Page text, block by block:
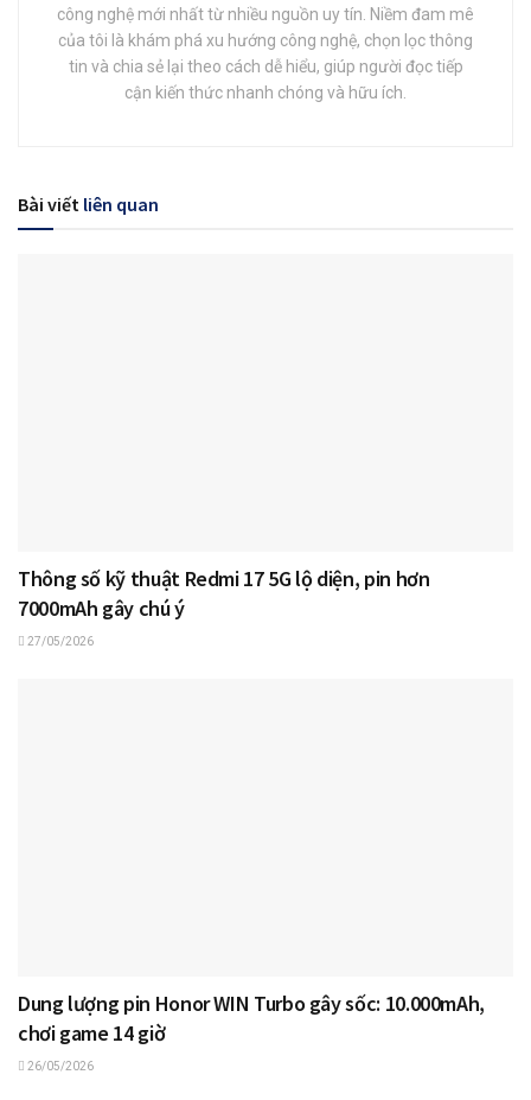
công nghệ mới nhất từ nhiều nguồn uy tín. Niềm đam mê
của tôi là khám phá xu hướng công nghệ, chọn lọc thông
tin và chia sẻ lại theo cách dễ hiểu, giúp người đọc tiếp
cận kiến thức nhanh chóng và hữu ích.
Bài viết liên quan
Thông số kỹ thuật Redmi 17 5G lộ diện, pin hơn
7000mAh gây chú ý
27/05/2026
Dung lượng pin Honor WIN Turbo gây sốc: 10.000mAh,
chơi game 14 giờ
26/05/2026